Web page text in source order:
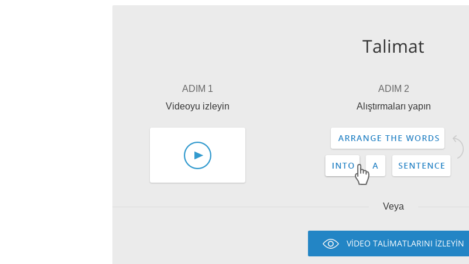
Talimat
ADIM 1
Videoyu izleyin
ADIM 2
Alıştırmaları yapın
Veya
VİDEO TALİMATLARINI İZLEYİN